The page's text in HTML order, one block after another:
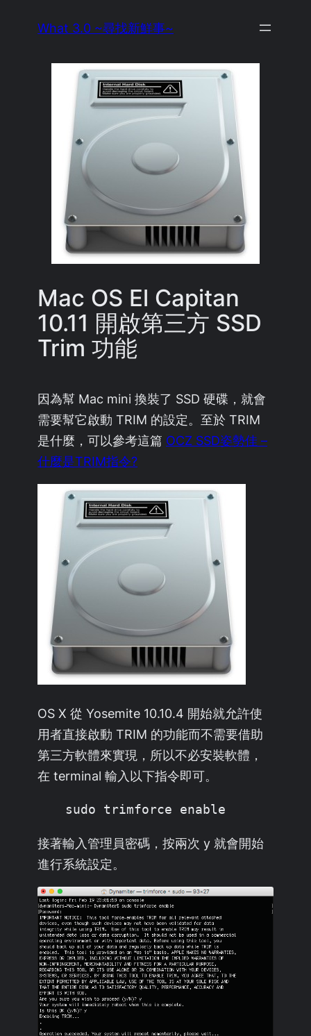
What 3.0 ~尋找新鮮事~
Mac OS El Capitan
10.11 開啟第三方 SSD
Trim 功能
因為幫 Mac mini 換裝了 SSD 硬碟，就會
需要幫它啟動 TRIM 的設定。至於 TRIM
是什麼，可以參考這篇 OCZ SSD姿勢佳 –
什麼是TRIM指令?
OS X 從 Yosemite 10.10.4 開始就允許使
用者直接啟動 TRIM 的功能而不需要借助
第三方軟體來實現，所以不必安裝軟體，
在 terminal 輸入以下指令即可。
sudo trimforce enable
接著輸入管理員密碼，按兩次 y 就會開始
進行系統設定。